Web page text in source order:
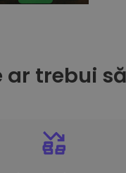
ar trebui